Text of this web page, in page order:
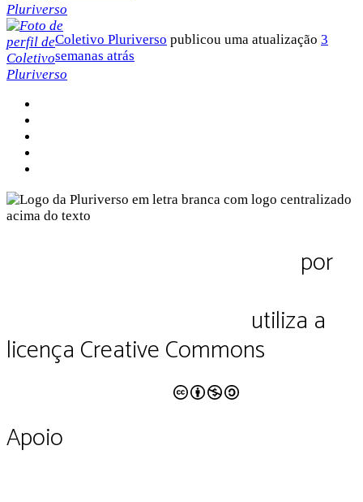
Coletivo Pluriverso publicou uma atualização 3
semanas atrás
por
utiliza a
licença Creative Commons
Apoio